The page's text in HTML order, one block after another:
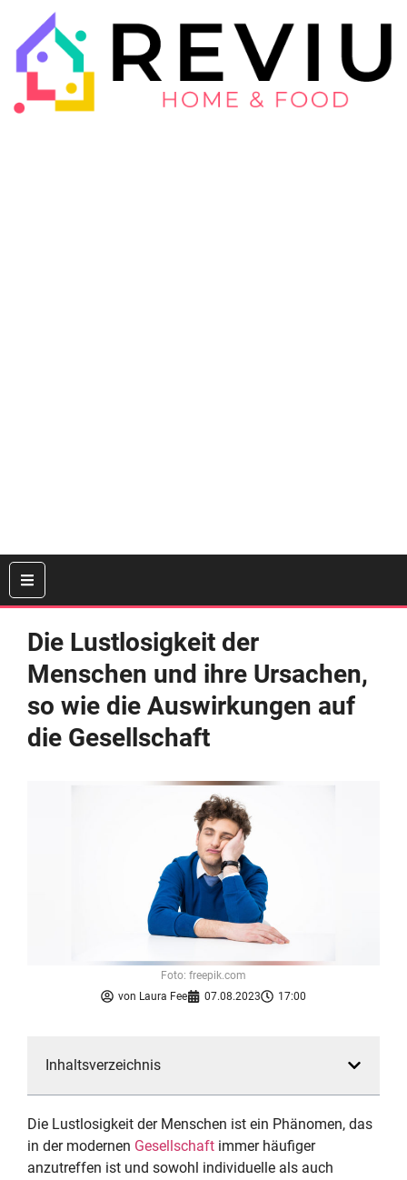
Die Lustlosigkeit der
Menschen und ihre Ursachen,
so wie die Auswirkungen auf
die Gesellschaft
von Laura Fee 07.08.2023 17:00
Foto: freepik.com
Inhaltsverzeichnis
Die Lustlosigkeit der Menschen ist ein Phänomen, das
in der modernen Gesellschaft immer häufiger
anzutreffen ist und sowohl individuelle als auch